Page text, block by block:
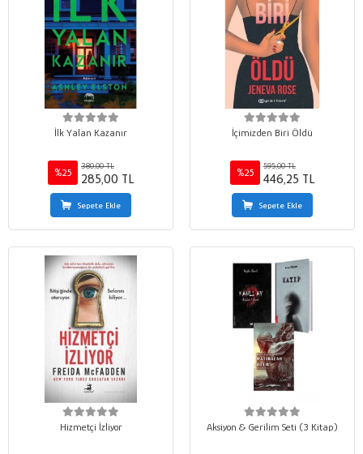
İlk Yalan Kazanır
%25
380,00 TL
285,00 TL
Sepete Ekle
İçimizden Biri Öldü
%25
595,00 TL
446,25 TL
Sepete Ekle
Hizmetçi İzliyor Aksiyon & Gerilim Seti (3 Kitap)